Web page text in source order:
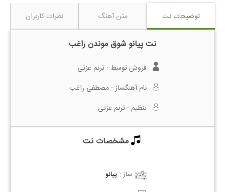
توضیحات نت متن آهنگ نظرات کاربران
نت پیانو شوق موندن راغب
فروش توسط : ترنم عزتی
نام آهنگساز : مصطفی راغب
تنظیم : ترنم عزتی
مشخصات نت
ساز : پیانو